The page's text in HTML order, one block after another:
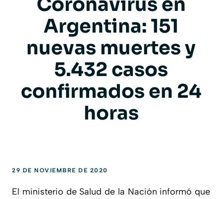
Argentina: 151
nuevas muertes y
5.432 casos
confirmados en 24
horas
29 DE NOVIEMBRE DE 2020
El ministerio de Salud de la Nación informó que